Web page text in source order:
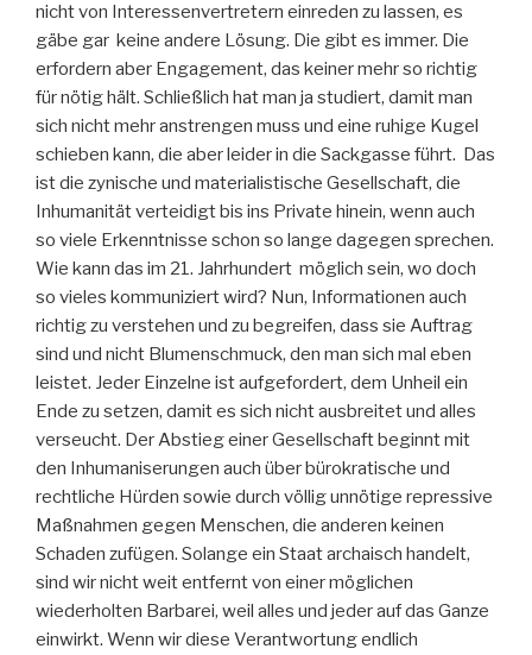
nicht von Interessenvertretern einreden zu lassen, es
gäbe gar keine andere Lösung. Die gibt es immer. Die
erfordern aber Engagement, das keiner mehr so richtig
für nötig hält. Schließlich hat man ja studiert, damit man
sich nicht mehr anstrengen muss und eine ruhige Kugel
schieben kann, die aber leider in die Sackgasse führt. Das
ist die zynische und materialistische Gesellschaft, die
Inhumanität verteidigt bis ins Private hinein, wenn auch
so viele Erkenntnisse schon so lange dagegen sprechen.
Wie kann das im 21. Jahrhundert möglich sein, wo doch
so vieles kommuniziert wird? Nun, Informationen auch
richtig zu verstehen und zu begreifen, dass sie Auftrag
sind und nicht Blumenschmuck, den man sich mal eben
leistet. Jeder Einzelne ist aufgefordert, dem Unheil ein
Ende zu setzen, damit es sich nicht ausbreitet und alles
verseucht. Der Abstieg einer Gesellschaft beginnt mit
den Inhumaniserungen auch über bürokratische und
rechtliche Hürden sowie durch völlig unnötige repressive
Maßnahmen gegen Menschen, die anderen keinen
Schaden zufügen. Solange ein Staat archaisch handelt,
sind wir nicht weit entfernt von einer möglichen
wiederholten Barbarei, weil alles und jeder auf das Ganze
einwirkt. Wenn wir diese Verantwortung endlich